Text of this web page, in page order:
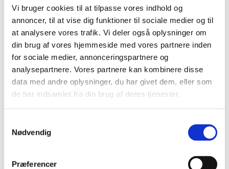
Vi bruger cookies til at tilpasse vores indhold og
annoncer, til at vise dig funktioner til sociale medier og til
at analysere vores trafik. Vi deler også oplysninger om
din brug af vores hjemmeside med vores partnere inden
for sociale medier, annonceringspartnere og
analysepartnere. Vores partnere kan kombinere disse
data med andre oplysninger, du har givet dem, eller som
de har indsamlet fra din brug af deres tjenester.
Nødvendig
Præferencer
Bedst sælgende i Bitssæt
Wiha Bitsæt FlipSelector
Wiha Bitsæt Standard